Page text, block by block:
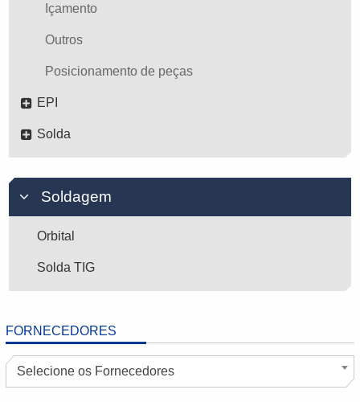
Içamento
Outros
Posicionamento de peças
EPI
Solda
Soldagem
Orbital
Solda TIG
FORNECEDORES
Selecione os Fornecedores